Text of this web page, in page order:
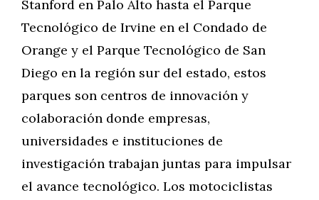
Stanford en Palo Alto hasta el Parque
Tecnológico de Irvine en el Condado de
Orange y el Parque Tecnológico de San
Diego en la región sur del estado, estos
parques son centros de innovación y
colaboración donde empresas,
universidades e instituciones de
investigación trabajan juntas para impulsar
el avance tecnológico. Los motociclistas